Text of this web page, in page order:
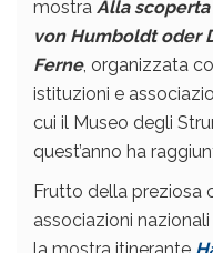
mostra Alla
von Humboldt oder
Ferne, organizzata
istituzioni e
cui il Museo degli
quest’anno ha
Frutto della preziosa
associazioni
la mostra itinerante